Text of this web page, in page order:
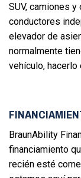
SUV, camiones
conductores
elevador de
normalmente
vehículo, hacerlo
BraunAbility
financiamiento
recién esté